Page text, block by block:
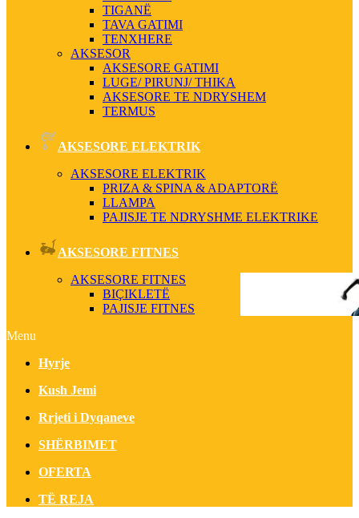
TIGANË
TAVA GATIMI
TENXHERE
AKSESOR
AKSESORE GATIMI
LUGE/ PIRUNJ/ THIKA
AKSESORE TE NDRYSHEM
TERMUS
AKSESORE ELEKTRIK
AKSESORE ELEKTRIK
PRIZA & SPINA & ADAPTORË
LLAMPA
PAJISJE TE NDRYSHME ELEKTRIKE
AKSESORE FITNES
AKSESORE FITNES
BIÇIKLETË
PAJISJE FITNES
Menu
Hyrje
Kush Jemi
Rrjeti i Dyqaneve
SHËRBIMET
OFERTA
TË REJA